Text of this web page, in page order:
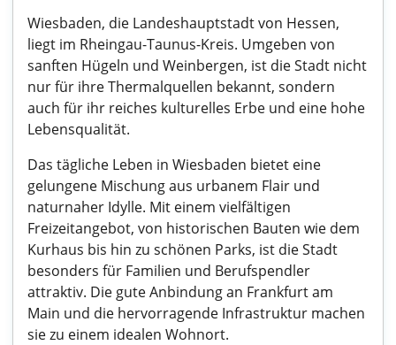
Wiesbaden, die Landeshauptstadt von Hessen,
liegt im Rheingau-Taunus-Kreis. Umgeben von
sanften Hügeln und Weinbergen, ist die Stadt nicht
nur für ihre Thermalquellen bekannt, sondern
auch für ihr reiches kulturelles Erbe und eine hohe
Lebensqualität.
Das tägliche Leben in Wiesbaden bietet eine
gelungene Mischung aus urbanem Flair und
naturnaher Idylle. Mit einem vielfältigen
Freizeitangebot, von historischen Bauten wie dem
Kurhaus bis hin zu schönen Parks, ist die Stadt
besonders für Familien und Berufspendler
attraktiv. Die gute Anbindung an Frankfurt am
Main und die hervorragende Infrastruktur machen
sie zu einem idealen Wohnort.